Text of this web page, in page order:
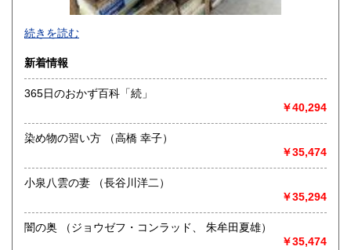
-
沿線名：-
最寄駅：-
営業時間：-
定休日：-
書籍の買取について
取り扱い分野
総記、哲学宗教、歴史、社会科学、自然科学、美術工芸、国
語国文、外国文学、古典籍、近代文献、趣味、外国書、サブ
カルチャー、古書一般（その他）
続きを読む
新着情報
365日のおかず百科「続」
￥40,294
染め物の習い方 （高橋 幸子）
￥35,474
小泉八雲の妻 （長谷川洋二）
￥35,294
闇の奥 （ジョウゼフ・コンラッド、 朱牟田夏雄）
￥35,474